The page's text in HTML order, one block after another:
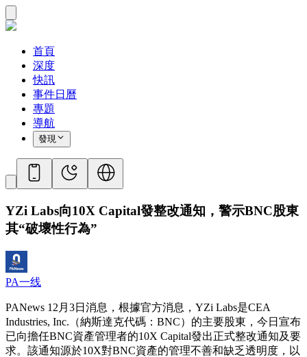
首頁
深度
快訊
事件日曆
專題
導航
發現
YZi Labs向10X Capital發整改通知，警示BNC股東
其“破壞性行為”
PA一线
PANews 12月3日消息，根據官方消息，YZi Labs是CEA
Industries, Inc.（納斯達克代碼：BNC）的主要股東，今日宣布
已向擔任BNC資產管理者的10X Capital發出正式整改通知及要
求。該通知源於10X對BNC資產的管理不善和缺乏透明度，以